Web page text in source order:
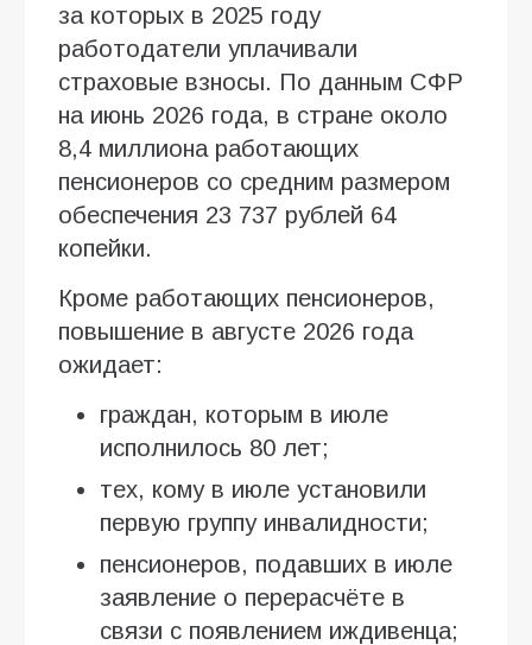
за которых в 2025 году
работодатели уплачивали
страховые взносы. По данным СФР
на июнь 2026 года, в стране около
8,4 миллиона работающих
пенсионеров со средним размером
обеспечения 23 737 рублей 64
копейки.
Кроме работающих пенсионеров,
повышение в августе 2026 года
ожидает:
граждан, которым в июле
исполнилось 80 лет;
тех, кому в июле установили
первую группу инвалидности;
пенсионеров, подавших в июле
заявление о перерасчёте в
связи с появлением иждивенца;